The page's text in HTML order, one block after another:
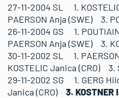
27-11-2004 SL 1.
PAERSON Anja (SWE) 3.
26-11-2004 GS 1.
PAERSON Anja (SWE) 3.
30-11-2002 SL 1.
KOSTELIC Janica (CRO) 3.
29-11-2002 SG 1. GERG
Janica (CRO)
3.